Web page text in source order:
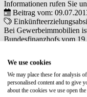
Informationen rufen Sie
Beitrag vom:
Bei Gewerbeimmobilien
Bundesfinanzhofs vom
der Nutzung einen
Werbungskosten zu
Anmietung leer
entstandene
Steuerpflichtige - als
We use cookies
We may place these for analysis
personalised content and to give
about the cookies we use open